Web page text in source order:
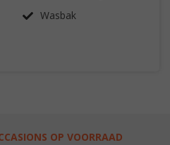
Wasbak
OP VOORRAAD